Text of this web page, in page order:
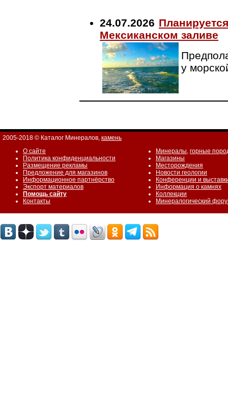
24.07.2026
Мексиканском заливе
у
2005-2018 © Каталог Минералов, камень
О сайте
Политика конфиденциальности
Размещение рекламы
Предложение для магазинов
Информационное партнёрство
Экспорт материалов
Помощь сайту
Контакты
Минералы, горные
Магазины
Месторождения
Новости геологии
Конференции и
Информация о камнях
Коллекции
Минералогический